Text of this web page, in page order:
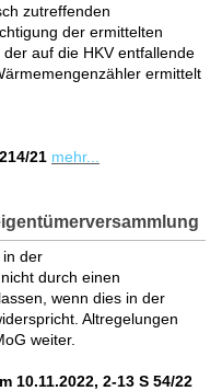
zutreffenden
der ermittelten
auf die HKV entfallende
ermittelt
21 mehr...
in der
durch einen
wenn dies in der
Altregelungen
weiter.
10.11.2022, 2-13 S 54/22